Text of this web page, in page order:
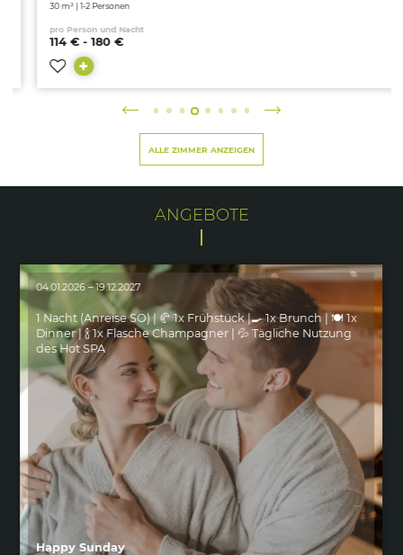
30 m² | 1-2 Personen
pro Person und Nacht
114 € - 180 €
ALLE ZIMMER ANZEIGEN
ANGEBOTE
04.01.2026 – 19.12.2027
1 Nacht (Anreise SO) | 🥐 1x Frühstück |🍳 1x Brunch | 🍽️ 1x
Dinner | 🍾 1x Flasche Champagner | 💦 Tägliche Nutzung
des Hot SPA
Happy Sunday